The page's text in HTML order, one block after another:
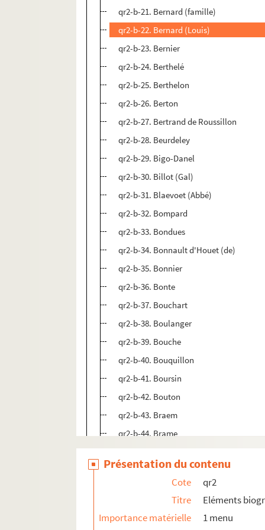
qr2-b-21. Bernard (famille)
qr2-b-22. Bernard (Louis)
qr2-b-23. Bernier
qr2-b-24. Berthelé
qr2-b-25. Berthelon
qr2-b-26. Berton
qr2-b-27. Bertrand de Roussillon
qr2-b-28. Beurdeley
qr2-b-29. Bigo-Danel
qr2-b-30. Billot (Gal)
qr2-b-31. Blaevoet (Abbé)
qr2-b-32. Bompard
qr2-b-33. Bondues
qr2-b-34. Bonnault d'Houet (de)
qr2-b-35. Bonnier
qr2-b-36. Bonte
qr2-b-37. Bouchart
qr2-b-38. Boulanger
qr2-b-39. Bouche
qr2-b-40. Bouquillon
qr2-b-41. Boursin
qr2-b-42. Bouton
qr2-b-43. Braem
qr2-b-44. Brame
qr2-b-45. Brasseur
qr2-b-46. Bridoul
qr2-b-47. Brigode (de)
qr2-b-48. Brochart
qr2-b-49. Brunel
Présentation du contenu
Cote
qr2
Titre
Eléments
Importance matérielle
1 menu